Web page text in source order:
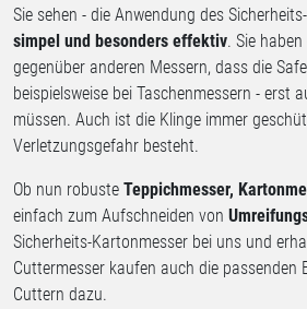
Sie sehen - die Anwendung des
simpel und besonders effektiv. Sie
gegenüber anderen Messern, dass die
beispielsweise bei Taschenmessern - erst
müssen. Auch ist die Klinge immer
Verletzungsgefahr besteht.
Ob nun robuste Teppichmesser,
einfach zum Aufschneiden von
Sicherheits-Kartonmesser bei uns und
Cuttermesser kaufen auch die passenden
Cuttern dazu.